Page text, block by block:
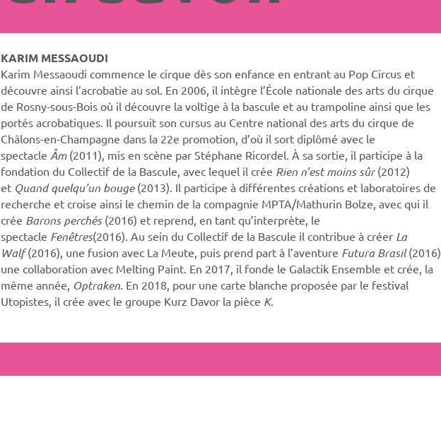
KARIM MESSAOUDI
Karim Messaoudi commence le cirque dès son enfance en entrant au Pop Circus et
découvre ainsi l’acrobatie au sol. En 2006, il intègre l’École nationale des arts du cirque
de Rosny-sous-Bois où il découvre la voltige à la bascule et au trampoline ainsi que les
portés acrobatiques. Il poursuit son cursus au Centre national des arts du cirque de
Châlons-en-Champagne dans la 22e promotion, d’où il sort diplômé avec le
spectacle Âm (2011), mis en scène par Stéphane Ricordel. À sa sortie, il participe à la
fondation du Collectif de la Bascule, avec lequel il crée Rien n’est moins sûr(2012)
et Quand quelqu’un bouge (2013). Il participe à différentes créations et laboratoires de
recherche et croise ainsi le chemin de la compagnie MPTA/Mathurin Bolze, avec qui il
crée Barons perchés(2016) et reprend, en tant qu’interprète, le
spectacle Fenêtres(2016). Au sein du Collectif de la Bascule il contribue à créer La
Walf(2016), une fusion avec La Meute, puis prend part à l’aventure Futura Brasil(2016),
une collaboration avec Melting Paint. En 2017, il fonde le Galactik Ensemble et crée, la
même année, Optraken. En 2018, pour une carte blanche proposée par le festival
Utopistes, il crée avec le groupe Kurz Davor la pièce K.